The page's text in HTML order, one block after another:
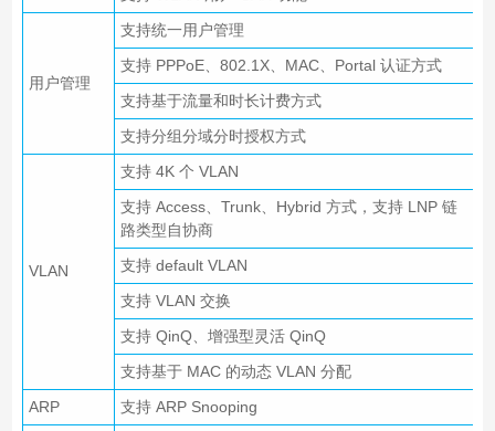
用户管理
支持统一用户管理
支持 PPPoE、802.1X、MAC、Portal 认证方式
支持基于流量和时长计费方式
支持分组分域分时授权方式
VLAN
支持 4K 个 VLAN
支持 Access、Trunk、Hybrid 方式，支持 LNP 链
路类型自协商
支持 default VLAN
支持 VLAN 交换
支持 QinQ、增强型灵活 QinQ
支持基于 MAC 的动态 VLAN 分配
ARP
支持 ARP Snooping